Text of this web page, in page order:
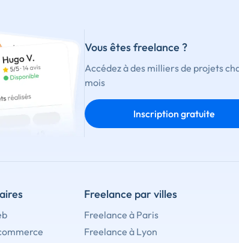
Vous êtes freelance ?
Accédez à des milliers de projets
mois
Inscription gratuite
Freelance par villes
Freelance à Paris
Freelance à Lyon